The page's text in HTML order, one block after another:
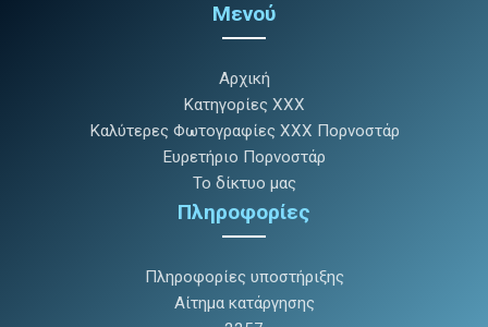
Μενού
Αρχική
Κατηγορίες XXX
Καλύτερες Φωτογραφίες XXX Πορνοστάρ
Ευρετήριο Πορνοστάρ
Το δίκτυο μας
Πληροφορίες
Πληροφορίες υποστήριξης
Αίτημα κατάργησης